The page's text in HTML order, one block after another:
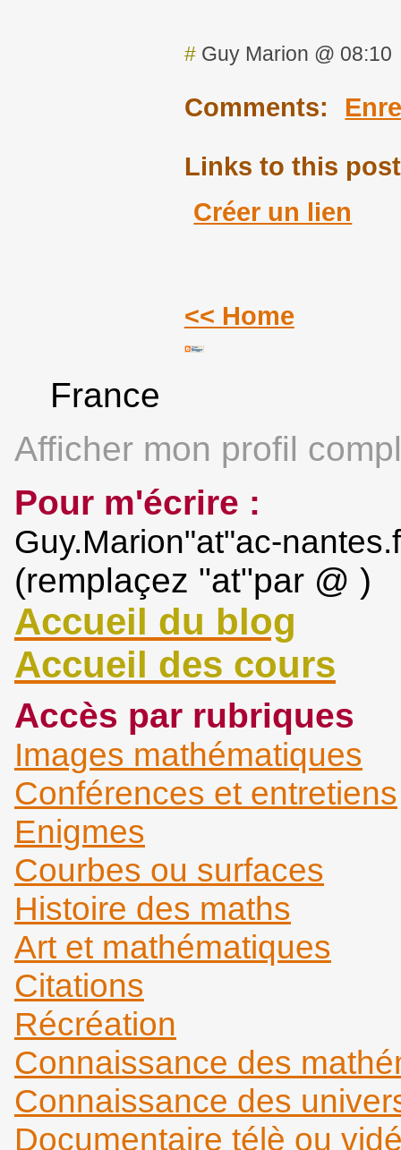
#Guy Marion @ 08:10
Comments:
Links to this
Créer un lien
<< Home
France
Afficher mon profil
Pour m'écrire :
Guy.Marion"at"ac-
(remplaçez "at"par @ )
Accueil du blog
Accueil des cours
Accès par rubriques
Images mathématiques
Conférences et entretiens
Enigmes
Courbes ou surfaces
Histoire des maths
Art et mathématiques
Citations
Récréation
Connaissance des
Connaissance des
Documentaire télè ou